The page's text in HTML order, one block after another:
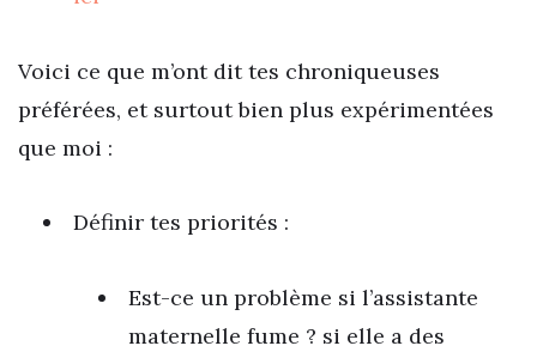
Voici ce que m’ont dit tes chroniqueuses
préférées, et surtout bien plus expérimentées
que moi :
Définir tes priorités :
Est-ce un problème si l’assistante
maternelle fume ? si elle a des